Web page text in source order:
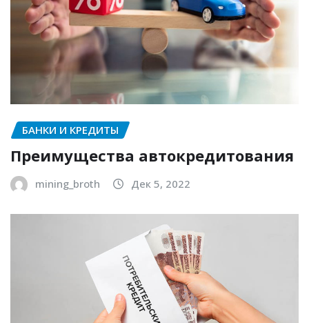
БАНКИ И КРЕДИТЫ
Преимущества автокредитования
mining_broth Дек 5, 2022